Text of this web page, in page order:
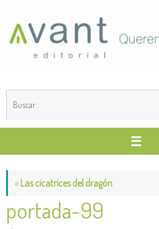
contenido
«Las cicatrices del dragón
portada-99